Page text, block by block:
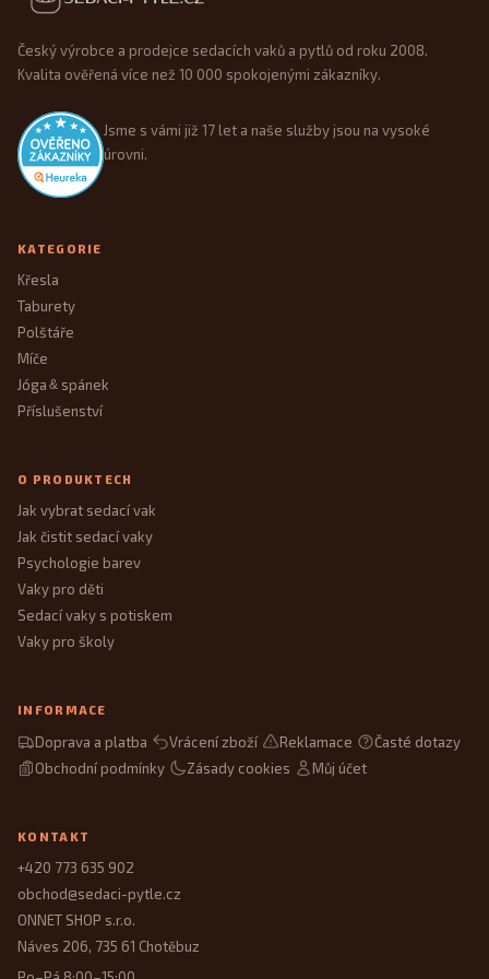
Český výrobce a prodejce sedacích vaků a pytlů od roku 2008.
Kvalita ověřená více než 10 000 spokojenými zákazníky.
Jsme s vámi již 17 let a naše služby jsou na vysoké
úrovni.
KATEGORIE
Křesla
Taburety
Polštáře
Míče
Jóga&spánek
Příslušenství
O PRODUKTECH
Jak vybrat sedací vak
Jak čistit sedací vaky
Psychologie barev
Vaky pro děti
Sedací vaky s potiskem
Vaky pro školy
INFORMACE
Doprava a platba Vrácení zboží Reklamace
Časté dotazy
Obchodní podmínky
Zásady cookies Můj účet
KONTAKT
+420 773 635 902
obchod@sedaci-pytle.cz
ONNET SHOP s.r.o.
Náves 206, 735 61 Chotěbuz